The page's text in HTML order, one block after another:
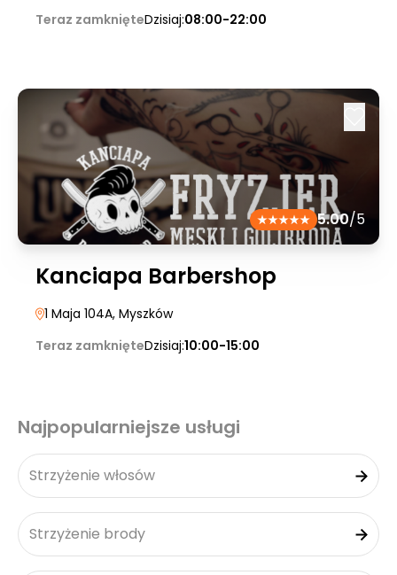
Teraz zamknięteDzisiaj:08:00-22:00
5.00/5
Kanciapa Barbershop
1 Maja 104A, Myszków
Teraz zamknięteDzisiaj:10:00-15:00
Najpopularniejsze usługi
Strzyżenie włosów
Strzyżenie brody